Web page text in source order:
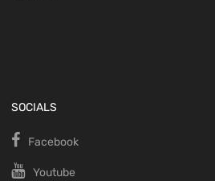
SOCIALS
Facebook
Youtube